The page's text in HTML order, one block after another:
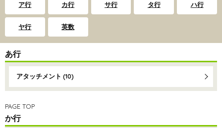
ア行 カ行 サ行 タ行 ハ行
ヤ行 英数
あ行
アタッチメント (10)
PAGE TOP
か行